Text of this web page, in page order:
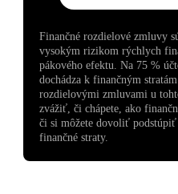
Finančné rozdielové zmluvy
vysokým rizikom rýchlych
pákového efektu. Na 75 %
dochádza k finančným
rozdielovými zmluvami u
zvážiť, či chápete, ako
či si môžete dovoliť
finančné straty.